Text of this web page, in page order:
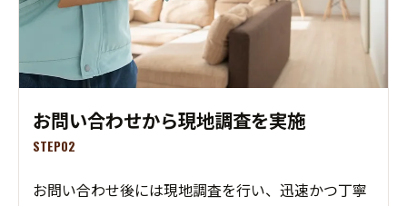
お問い合わせから現地調査を実施
STEP02
お問い合わせ後には現地調査を行い、迅速かつ丁寧